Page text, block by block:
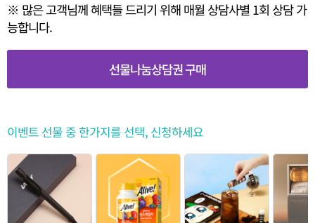
※ 많은 고객님께 혜택들 드리기 위해 매월 상담사별 1회 상담 가
능합니다.
선물나눔상담권 구매
이벤트 선물 중 한가지를 선택, 신청하세요